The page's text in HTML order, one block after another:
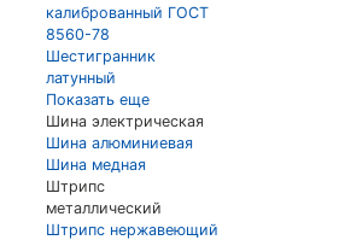
калиброванный ГОСТ
8560-78
Шестигранник
латунный
Показать еще
Шина электрическая
Шина алюминиевая
Шина медная
Штрипс
металлический
Штрипс нержавеющий